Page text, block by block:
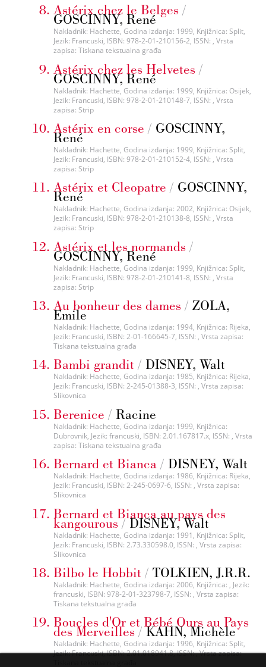
Astérix chez le Belges /
GOSCINNY, René
Nakladnik: Hachette, Godina izdanja: 1999, Knjižnica: Split,
Jezik: Francuski, ISBN: 978-2-01-210156-2, ISSN: , Vrsta
zapisa: Tiskana tekstualna građa
Astérix chez les Helvetes /
GOSCINNY, René
Nakladnik: Hachette, Godina izdanja: 1999, Knjižnica: Osijek,
Jezik: Francuski, ISBN: 978-2-01-210148-7, ISSN: , Vrsta
zapisa: Strip
Astérix en corse / GOSCINNY,
René
Nakladnik: Hachette, Godina izdanja: 1999, Knjižnica: Split,
Jezik: Francuski, ISBN: 978-2-01-210152-4, ISSN: , Vrsta
zapisa: Strip
Astérix et Cleopatre / GOSCINNY,
René
Nakladnik: Hachette, Godina izdanja: 2002, Knjižnica: Osijek,
Jezik: Francuski, ISBN: 978-2-01-210138-8, ISSN: , Vrsta
zapisa: Strip
Astérix et les normands /
GOSCINNY, René
Nakladnik: Hachette, Godina izdanja: 1999, Knjižnica: Split,
Jezik: Francuski, ISBN: 978-2-01-210141-8, ISSN: , Vrsta
zapisa: Strip
Au bonheur des dames / ZOLA,
Emile
Nakladnik: Hachette, Godina izdanja: 1994, Knjižnica: Rijeka,
Jezik: Francuski, ISBN: 2-01-166645-7, ISSN: , Vrsta zapisa:
Tiskana tekstualna građa
Bambi grandit / DISNEY, Walt
Nakladnik: Hachette, Godina izdanja: 1985, Knjižnica: Rijeka,
Jezik: Francuski, ISBN: 2-245-01388-3, ISSN: , Vrsta zapisa:
Slikovnica
Berenice / Racine
Nakladnik: Hachette, Godina izdanja: 1999, Knjižnica:
Dubrovnik, Jezik: francuski, ISBN: 2.01.167817.x, ISSN: , Vrsta
zapisa: Tiskana tekstualna građa
Bernard et Bianca / DISNEY, Walt
Nakladnik: Hachette, Godina izdanja: 1986, Knjižnica: Rijeka,
Jezik: Francuski, ISBN: 2-245-0697-6, ISSN: , Vrsta zapisa:
Slikovnica
Bernard et Bianca au pays des
kangourous/DISNEY, Walt
Nakladnik: Hachette, Godina izdanja: 1991, Knjižnica: Split,
Jezik: Francuski, ISBN: 2.73.330598.0, ISSN: , Vrsta zapisa:
Slikovnica
Bilbo le Hobbit / TOLKIEN, J.R.R.
Nakladnik: Hachette, Godina izdanja: 2006, Knjižnica: , Jezik:
francuski, ISBN: 978-2-01-323798-7, ISSN: , Vrsta zapisa:
Tiskana tekstualna građa
Boucles d'Or et Bébé Ours au Pays
des Merveilles/KAHN, Michèle
Nakladnik: Hachette, Godina izdanja: 1996, Knjižnica: Split,
Jezik: Francuski, ISBN: 2.01.018941.8, ISSN: , Vrsta zapisa: